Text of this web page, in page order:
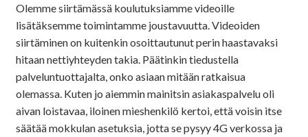
Olemme siirtämässä koulutuksiamme videoille
lisätäksemme toimintamme joustavuutta. Videoiden
siirtäminen on kuitenkin osoittautunut perin haastavaksi
hitaan nettiyhteyden takia. Päätinkin tiedustella
palveluntuottajalta, onko asiaan mitään ratkaisua
olemassa. Kuten jo aiemmin mainitsin asiakaspalvelu oli
aivan loistavaa, iloinen mieshenkilö kertoi, että voisin itse
säätää mokkulan asetuksia, jotta se pysyy 4G verkossa ja